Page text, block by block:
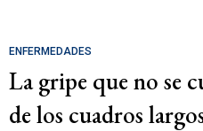
ENFERMEDADES
La gripe que no se
de los cuadros